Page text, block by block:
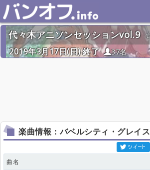
代々木アニソンセッションvol.9
2019年3月17日(日) 終了
37名
楽曲情報：バベルシティ・グレイス
曲名